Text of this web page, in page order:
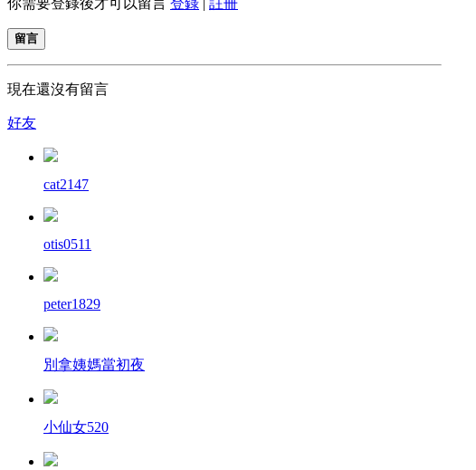
留言
現在還沒有留言
好友
cat2147
otis0511
peter1829
別拿姨媽當初夜
小仙女520